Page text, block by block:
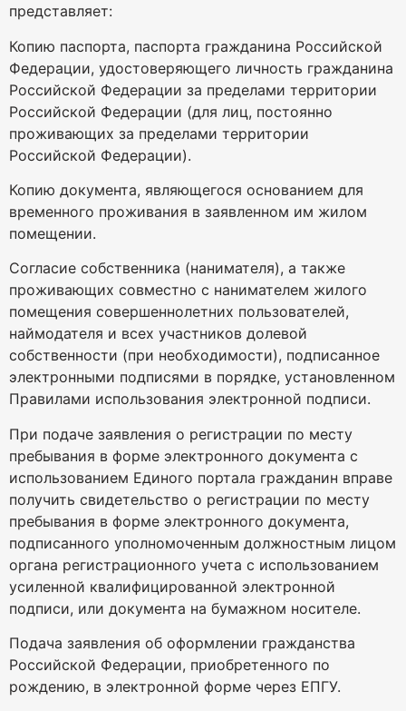
представляет:
Копию паспорта, паспорта гражданина Российской
Федерации, удостоверяющего личность гражданина
Российской Федерации за пределами территории
Российской Федерации (для лиц, постоянно
проживающих за пределами территории
Российской Федерации).
Копию документа, являющегося основанием для
временного проживания в заявленном им жилом
помещении.
Согласие собственника (нанимателя), а также
проживающих совместно с нанимателем жилого
помещения совершеннолетних пользователей,
наймодателя и всех участников долевой
собственности (при необходимости), подписанное
электронными подписями в порядке, установленном
Правилами использования электронной подписи.
При подаче заявления о регистрации по месту
пребывания в форме электронного документа с
использованием Единого портала гражданин вправе
получить свидетельство о регистрации по месту
пребывания в форме электронного документа,
подписанного уполномоченным должностным лицом
органа регистрационного учета с использованием
усиленной квалифицированной электронной
подписи, или документа на бумажном носителе.
Подача заявления об оформлении гражданства
Российской Федерации, приобретенного по
рождению, в электронной форме через ЕПГУ.